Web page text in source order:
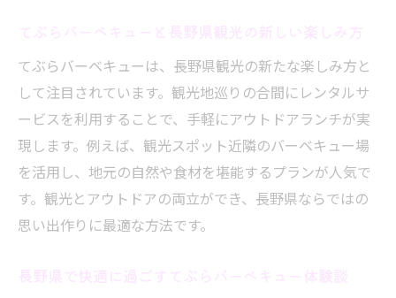
イド
長野県の初心者向けてぶらバーベキューサ
ポート
安心して利用できる手ぶらバーベキューの
選び方
自宅でも便利なバーベキューセットレンタル活
用法
てぶらバーベキューは、長野県観光の新たな楽しみ方と
して注目されています。観光地巡りの合間にレンタルサ
ービスを利用することで、手軽にアウトドアランチが実
現します。例えば、観光スポット近隣のバーベキュー場
を活用し、地元の自然や食材を堪能するプランが人気で
す。観光とアウトドアの両立ができ、長野県ならではの
思い出作りに最適な方法です。